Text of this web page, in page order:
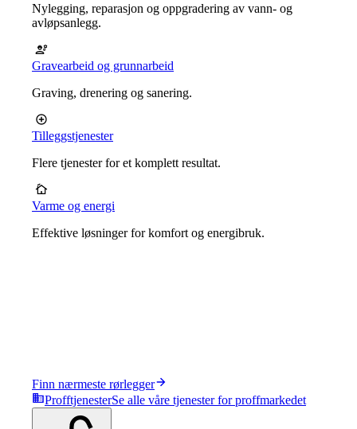
Nylegging, reparasjon og oppgradering av vann- og
avløpsanlegg.
Gravearbeid og grunnarbeid
Graving, drenering og sanering.
Tilleggstjenester
Flere tjenester for et komplett resultat.
Varme og energi
Effektive løsninger for komfort og energibruk.
Finn nærmeste rørlegger
ProfftjenesterSe alle våre tjenester for proffmarkedet